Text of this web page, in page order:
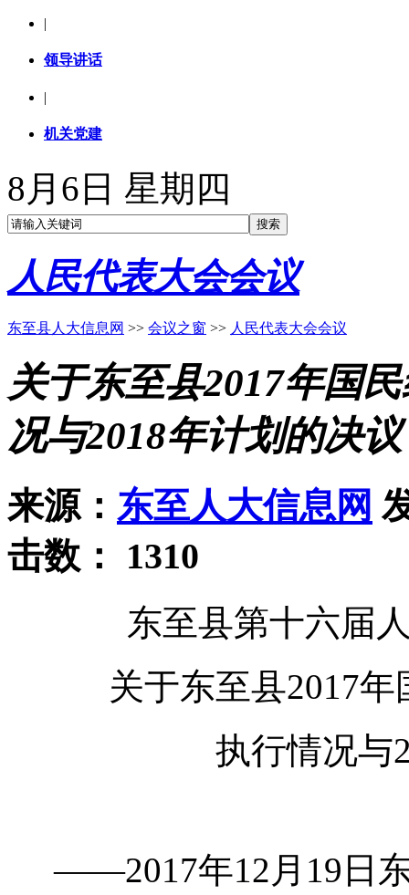
|
领导讲话
|
机关党建
8月6日 星期四
人民代表大会会议
东至县人大信息网 >> 会议之窗 >> 人民代表大会会议
关于东至县2017年国
况与2018年计划的决议
来源： 东至人大信息网
击数： 1310
东至县第十六届
关于东至县2017
执行情况与
——2017年12月19日